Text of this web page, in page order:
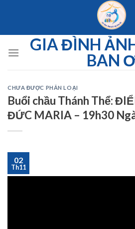
GIA ĐÌNH
BAN
CHƯA ĐƯỢC PHÂN LOẠI
Buổi chầu Thánh Thể:
ĐỨC MARIA – 19h30
02
Th11